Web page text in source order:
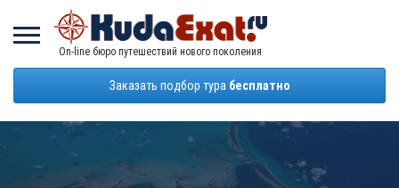
On-line бюро путешествий нового поколения
Заказать подбор тура бесплатно